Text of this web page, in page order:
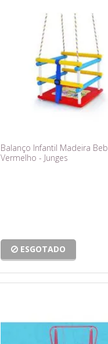
Balanço Infantil Madeira
Vermelho - Junges
ESGOTADO